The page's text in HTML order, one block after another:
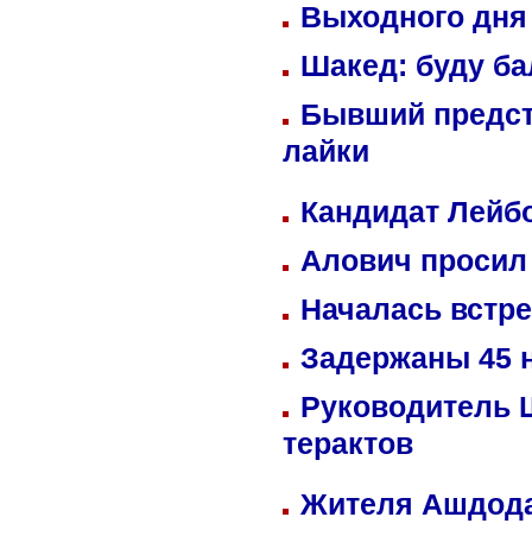
Выходного
Шакед: буду
Бывший
лайки
Кандидат
Алович просил
Началась
Задержаны 45
Руководитель
терактов
Жителя